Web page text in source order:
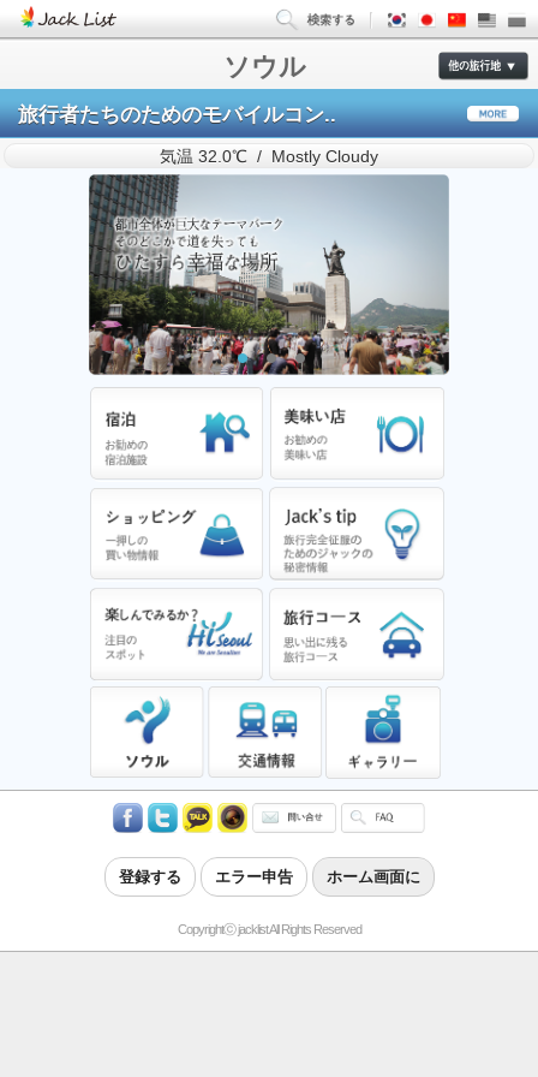
ソウル
旅行者たちのためのモバイルコン..
気温 32.0℃ / Mostly Cloudy
登録する エラー申告 ホーム画面に
Copyrightⓒ jacklist All Rights Reserved